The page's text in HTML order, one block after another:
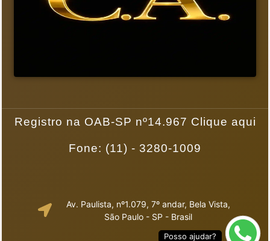
Registro na OAB-SP nº14.967 Clique aqui
Fone: (11) - 3280-1009
Av. Paulista, nº1.079, 7º andar, Bela Vista,
São Paulo - SP - Brasil
Posso ajudar?